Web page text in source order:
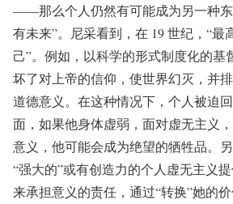
——那么个人仍然有可能成为另一种
有未来”。尼采看到，在 19 世纪，“最
己”。例如，以科学的形式制度化的基
坏了对上帝的信仰，使世界幻灭，并
道德意义。在这种情况下，个人被迫
面，如果他身体虚弱，面对虚无主义
意义，他可能会成为绝望的牺牲品。
“强大的”或有创造力的个人虚无主义
来承担意义的责任，通过“转换”她的